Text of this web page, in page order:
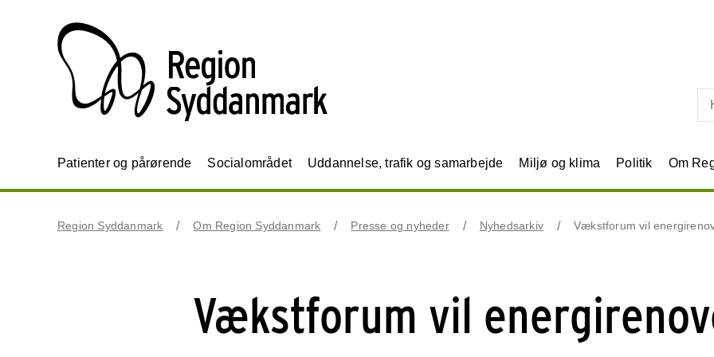
Patienter og pårørende Socialområdet Uddannelse, trafik og samarbejde Miljø og klima Politik Om
Region Syddanmark Om Region Syddanmark Presse og nyheder Nyhedsarkiv Vækstforum vil
Vækstforum vil